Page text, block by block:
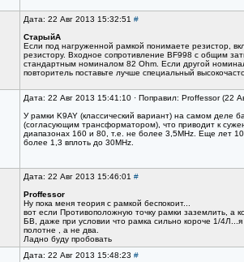
Дата: 22 Авг 2013 15:32:51 #
СтарыйА
Если под нагруженной рамкой понимаете резистор,
резистору. Входное сопротивление BF998 с общим
стандартным номиналом 82 Ohm. Если другой
повторитель поставьте лучше специальный
Дата: 22 Авг 2013 15:41:10 · Поправил: Proffessor (22
У рамки K9AY (классический вариант) на самом деле
(согласующим трансформатором), что приводит к
диапазонах 160 и 80, т.е. не более 3,5MHz. Еще лет
более 1,3 вплоть до 30MHz.
Дата: 22 Авг 2013 15:46:01 #
Proffessor
Ну пока меня теория с рамкой беспокоит...
вот если Противоположную точку рамки заземлить, а
БВ, даже при условии что рамка сильно короче 1/
полотне , а не два.
Ладно буду пробовать
Дата: 22 Авг 2013 15:48:23 #